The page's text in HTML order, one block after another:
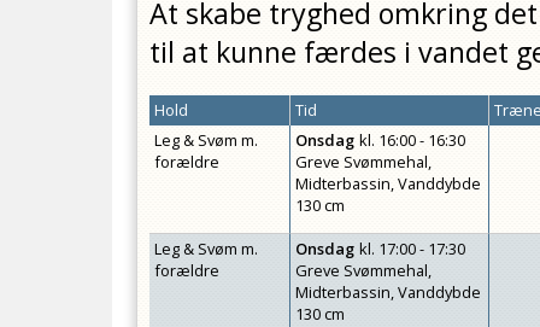
At skabe tryghed omkring
til at kunne færdes i vandet
Hold Tid
Leg & Svøm m.
forældre
Onsdag kl. 16:00 - 16:30
Greve Svømmehal,
Midterbassin, Vanddybde
130 cm
Leg & Svøm m.
forældre
Onsdag kl. 17:00 - 17:30
Greve Svømmehal,
Midterbassin, Vanddybde
130 cm